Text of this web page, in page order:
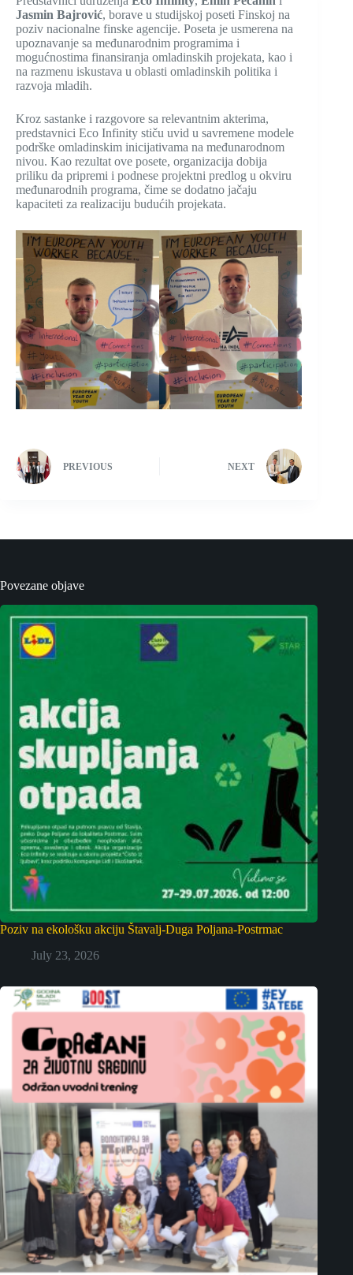
Jasmin Bajrović, borave u studijskoj poseti Finskoj na
poziv nacionalne finske agencije. Poseta je usmerena na
upoznavanje sa međunarodnim programima i
mogućnostima finansiranja omladinskih projekata, kao i
na razmenu iskustava u oblasti omladinskih politika i
razvoja mladih.
Kroz sastanke i razgovore sa relevantnim akterima,
predstavnici Eco Infinity stiču uvid u savremene modele
podrške omladinskim inicijativama na međunarodnom
nivou. Kao rezultat ove posete, organizacija dobija
priliku da pripremi i podnese projektni predlog u okviru
međunarodnih programa, čime se dodatno jačaju
kapaciteti za realizaciju budućih projekata.
PREVIOUS NEXT
Povezane objave
Poziv na ekološku akciju Štavalj-Duga Poljana-Postrmac
July 23, 2026